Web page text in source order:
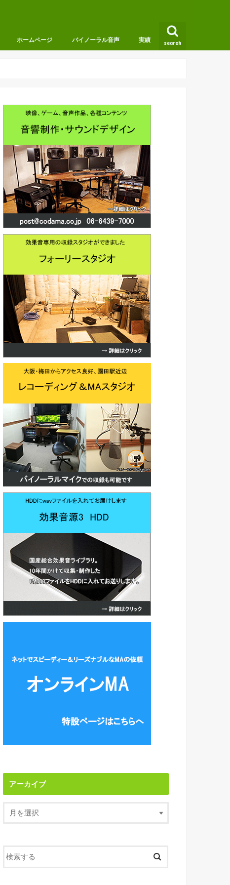
search
ホームページ バイノーラル音声 実績
アーカイブ